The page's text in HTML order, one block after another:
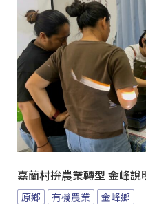
嘉蘭村拚農業轉型 金峰說
原鄉 有機農業 金峰鄉